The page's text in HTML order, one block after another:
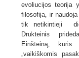
evoliucijos teorija
filosofija, ir
tik netikintieji
Drukteinis
Einšteiną, kuris
„vaikiškomis